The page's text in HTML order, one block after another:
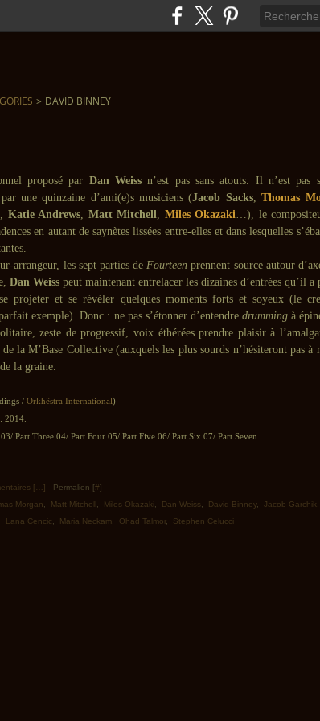
> DAVID BINNEY
proposé par Dan Weiss n’est pas sans atouts. Il n’est pas
une quinzaine d’ami(e)s musiciens (Jacob Sacks,Thomas
, Katie Andrews, Matt Mitchell, Miles Okazaki…), le
en autant de saynètes lissées entre-elles et dans lesquelles
arrangeur, les sept parties deFourteen prennent source autour
Dan Weiss peut maintenant entrelacer les dizaines d’entrées qu’il a
projeter et se révéler quelques moments forts et soyeux (le
exemple). Donc : ne pas s’étonner d’entendre drummingà
zeste de progressif, voix éthérées prendre plaisir à
la M’Base Collective (auxquels les plus sourds n’hésiteront pas à
la graine.
/ Orkhêstra International)
2014.
Part Three 04/ Part Four 05/ Part Five 06/ Part Six 07/ Part Seven
[ ] - Permalien [#]
Morgan Matt Mitchell Miles Okazaki Dan Weiss David Binney, Jacob Garchik
Lana Cencic Maria Neckam Ohad Talmor, Stephen Celucci